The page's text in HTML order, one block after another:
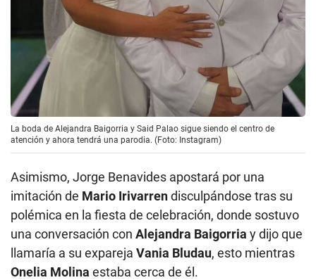
La boda de Alejandra Baigorria y Said Palao sigue siendo el centro de
atención y ahora tendrá una parodia. (Foto: Instagram)
Asimismo, Jorge Benavides apostará por una
imitación de Mario Irivarrendisculpándose tras su
polémica en la fiesta de celebración, donde sostuvo
una conversación con Alejandra Baigorria y dijo que
llamaría a su expareja Vania Bludau, esto mientras
Onelia Molina estaba cerca de él.